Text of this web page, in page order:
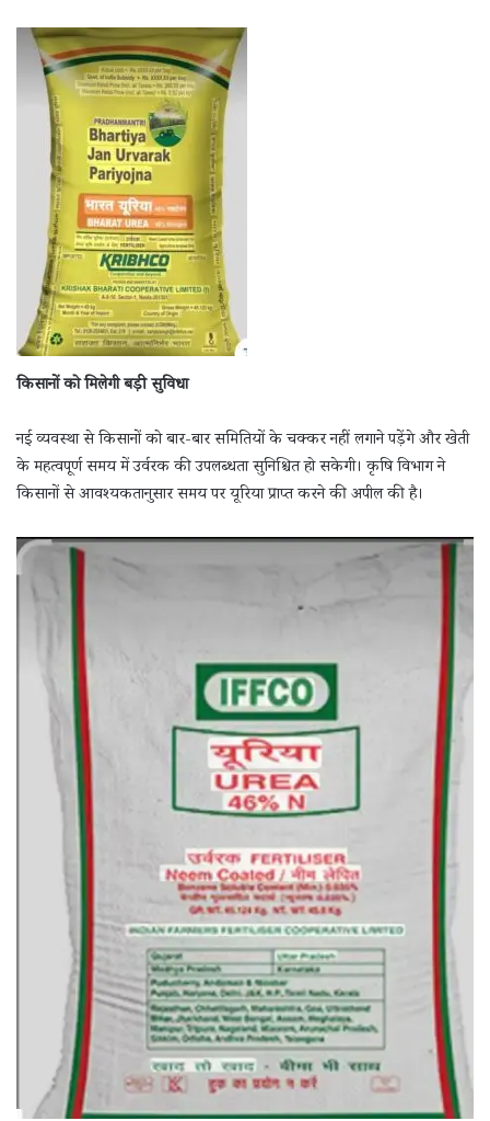
किसानों को मिलेगी बड़ी सुविधा
नई व्यवस्था से किसानों को बार-बार समितियों के चक्कर नहीं लगाने पड़ेंगे और खेती
के महत्वपूर्ण समय में उर्वरक की उपलब्धता सुनिश्चित हो सकेगी। कृषि विभाग ने
किसानों से आवश्यकतानुसार समय पर यूरिया प्राप्त करने की अपील की है।